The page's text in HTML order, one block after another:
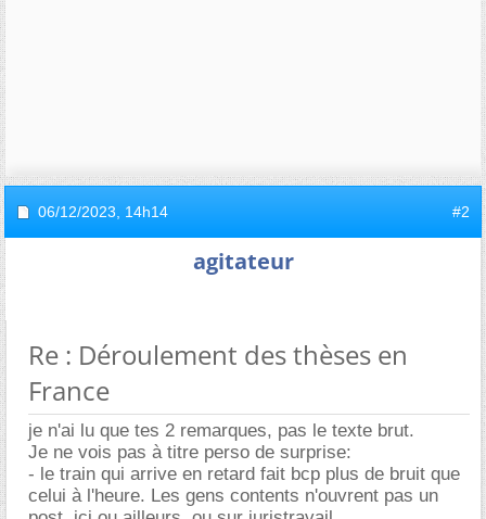
06/12/2023, 14h14 #2
agitateur
Re : Déroulement des thèses en
France
je n'ai lu que tes 2 remarques, pas le texte brut.
Je ne vois pas à titre perso de surprise:
- le train qui arrive en retard fait bcp plus de bruit que
celui à l'heure. Les gens contents n'ouvrent pas un